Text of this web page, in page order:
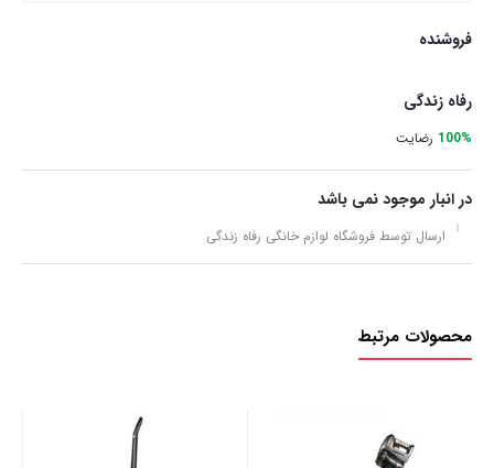
فروشنده
رفاه زندگی
100% رضایت
در انبار موجود نمی باشد
ارسال توسط فروشگاه لوازم خانگی رفاه زندگی
محصولات مرتبط